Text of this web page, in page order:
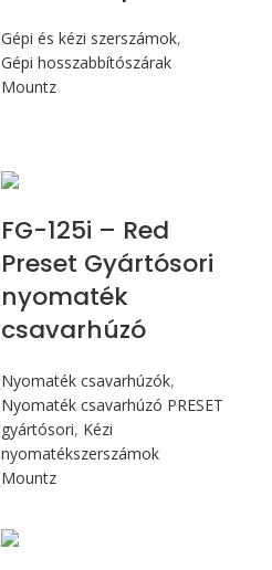
Gépi és kézi szerszámok,
Gépi hosszabbítószárak
Mountz
FG-125i – Red
Preset Gyártósori
nyomaték
csavarhúzó
Nyomaték csavarhúzók,
Nyomaték csavarhúzó PRESET
gyártósori, Kézi
nyomatékszerszámok
Mountz